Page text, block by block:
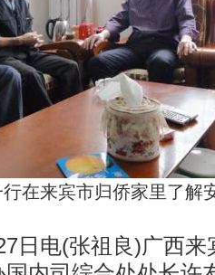
在来宾市归侨家里了解
电(张祖良)广西来